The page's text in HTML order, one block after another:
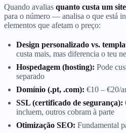
Quando avalias quanto custa um
para o número — analisa o que está
elementos que afetam o preço:
Design personalizado vs.
custa mais, mas diferencia o teu
Hospedagem (hosting): Pode
separado
Domínio (.pt, .com): €10 – €20/
SSL (certificado de segurança):
incluem, outros cobram à parte
Otimização SEO: Fundamental